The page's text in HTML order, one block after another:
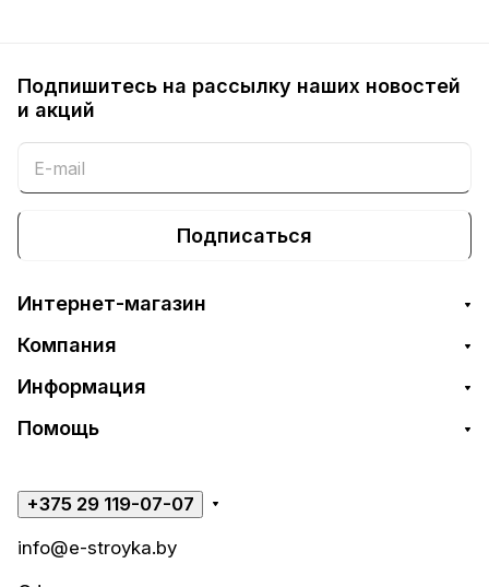
Подпишитесь на рассылку наших новостей
и акций
Подписаться
Интернет-магазин
Компания
Информация
Помощь
+375 29 119-07-07
info@e-stroyka.by